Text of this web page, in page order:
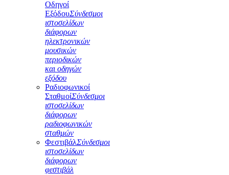
Οδηγοί
ΕξόδουΣύνδεσμοι
ιστοσελίδων
διάφορων
ηλεκτρονικών
μουσικών
περιοδικών
και οδηγών
εξόδου
Ραδιοφωνικοί
ΣταθμοίΣύνδεσμοι
ιστοσελίδων
διάφορων
ραδιοφωνικών
σταθμών
ΦεστιβάλΣύνδεσμοι
ιστοσελίδων
διάφορων
φεστιβάλ